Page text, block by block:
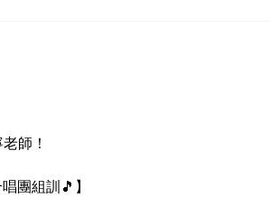
師！
團組訓🎵】